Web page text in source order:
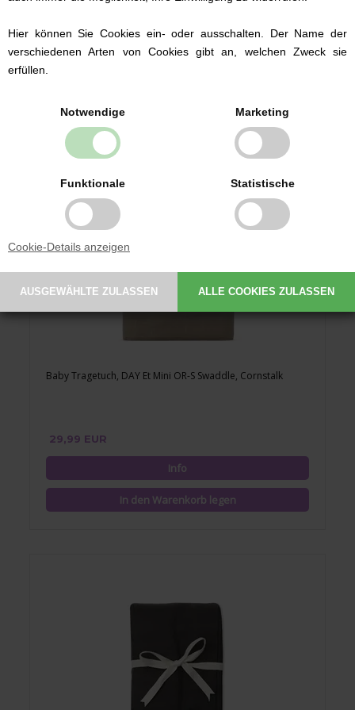
Hier können Sie Cookies ein- oder ausschalten. Der Name der
verschiedenen Arten von Cookies gibt an, welchen Zweck sie
erfüllen.
Notwendige Marketing
Funktionale Statistische
Cookie-Details anzeigen
Baby Tragetuch, DAY Et Mini OR-S Swaddle, Cornstalk
29,99 EUR